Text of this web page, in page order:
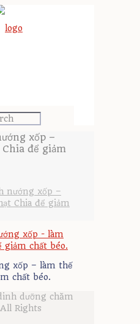
xốp –
để giảm
nướng xốp –
Chia để giảm
xốp – làm thế
chất béo.
dưỡng chăm
Rights